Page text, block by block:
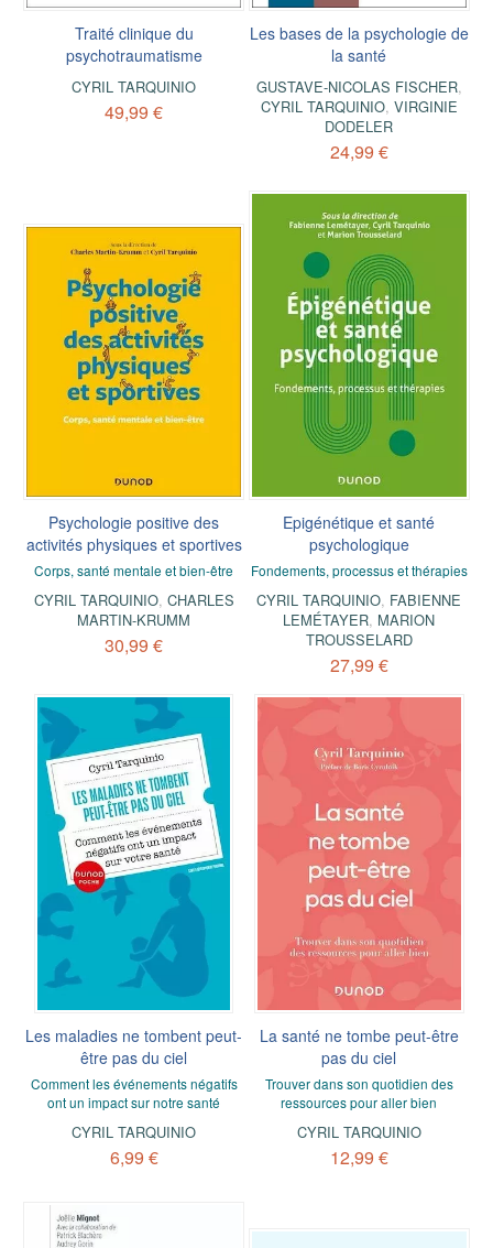
Traité clinique du
psychotraumatisme
CYRIL TARQUINIO
49,99 €
Les bases de la psychologie de
la santé
GUSTAVE-NICOLAS FISCHER,
CYRIL TARQUINIO, VIRGINIE
DODELER
24,99 €
Psychologie positive des
activités physiques et sportives
Corps, santé mentale et bien-être
CYRIL TARQUINIO, CHARLES
MARTIN-KRUMM
30,99 €
Epigénétique et santé
psychologique
Fondements, processus et thérapies
CYRIL TARQUINIO, FABIENNE
LEMÉTAYER, MARION
TROUSSELARD
27,99 €
Les maladies ne tombent peut-
être pas du ciel
Comment les événements négatifs
ont un impact sur notre santé
CYRIL TARQUINIO
6,99 €
La santé ne tombe peut-être
pas du ciel
Trouver dans son quotidien des
ressources pour aller bien
CYRIL TARQUINIO
12,99 €